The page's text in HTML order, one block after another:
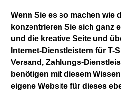
Wenn Sie es so machen wie
konzentrieren Sie sich ganz
und die kreative Seite und
Internet-Dienstleistern für T-
Versand, Zahlungs-
benötigen mit diesem
eigene Website für dieses